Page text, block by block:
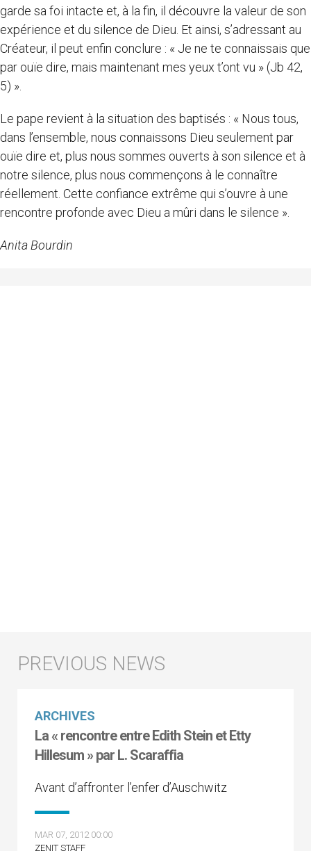
garde sa foi intacte et, à la fin, il découvre la valeur de son
expérience et du silence de Dieu. Et ainsi, s’adressant au
Créateur, il peut enfin conclure : « Je ne te connaissais que
par ouïe dire, mais maintenant mes yeux t’ont vu » (Jb 42,
5) ».
Le pape revient à la situation des baptisés : « Nous tous,
dans l’ensemble, nous connaissons Dieu seulement par
ouïe dire et, plus nous sommes ouverts à son silence et à
notre silence, plus nous commençons à le connaître
réellement. Cette confiance extrême qui s’ouvre à une
rencontre profonde avec Dieu a mûri dans le silence ».
Anita Bourdin
ARCHIVES
La « rencontre entre Edith Stein et Etty
Hillesum » par L. Scaraffia
Avant d’affronter l’enfer d’Auschwitz
MAR 07, 2012 00:00
ZENIT STAFF